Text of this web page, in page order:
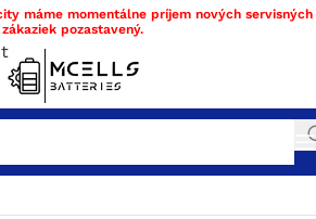
máme momentálne príjem nových servisných
zákaziek pozastavený.
batérie/Li-ion/Li-ion články 18650